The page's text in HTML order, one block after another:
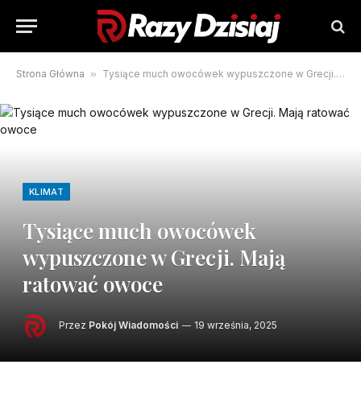
Strona Główna » Tysiące much owocówek wypuszczone w Grecji. Mają ratować owoce
KLIMAT
Tysiące much owocówek
wypuszczone w Grecji. Mają
ratować owoce
Przez Pokój Wiadomości 19 września, 2025